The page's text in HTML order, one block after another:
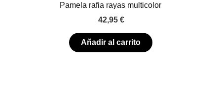
Pamela rafia rayas multicolor
42,95 €
Añadir al carrito